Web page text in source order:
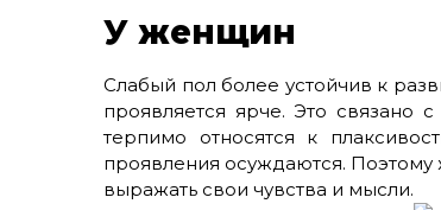
У женщин
Слабый пол более устойчив к
проявляется ярче. Это связано
терпимо относятся к
проявления осуждаются. Поэтому
выражать свои чувства и мысли.